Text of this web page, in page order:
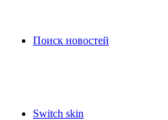
Поиск новостей
Switch skin